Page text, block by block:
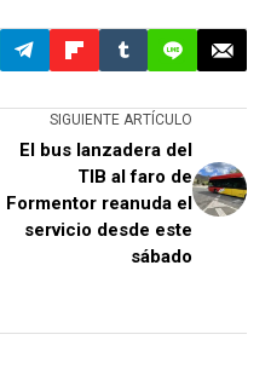
SIGUIENTE ARTÍCULO
El bus lanzadera del
TIB al faro de
Formentor reanuda el
servicio desde este
sábado